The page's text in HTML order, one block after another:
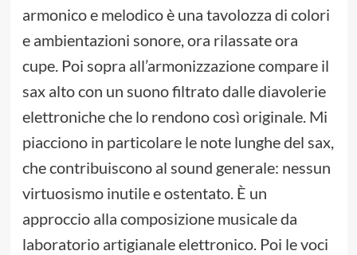
armonico e melodico è una tavolozza di colori
e ambientazioni sonore, ora rilassate ora
cupe. Poi sopra all’armonizzazione compare il
sax alto con un suono filtrato dalle diavolerie
elettroniche che lo rendono così originale. Mi
piacciono in particolare le note lunghe del sax,
che contribuiscono al sound generale: nessun
virtuosismo inutile e ostentato. È un
approccio alla composizione musicale da
laboratorio artigianale elettronico. Poi le voci